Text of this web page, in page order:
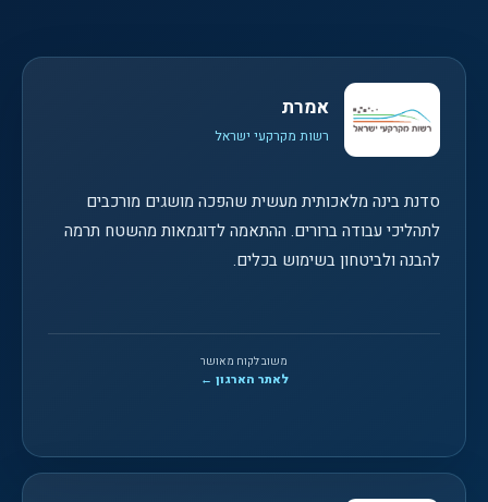
אמרת
רשות מקרקעי ישראל
סדנת בינה מלאכותית מעשית שהפכה מושגים מורכבים
לתהליכי עבודה ברורים. ההתאמה לדוגמאות מהשטח תרמה
להבנה ולביטחון בשימוש בכלים.
משוב לקוח מאושר
לאתר הארגון ←